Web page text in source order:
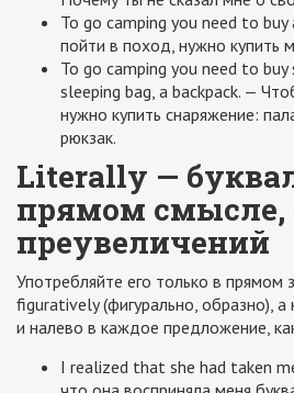
To go camping you need to
пойти в поход, нужно купить
To go camping you need to
sleeping bag, a backpack. —
нужно купить снаряжение:
рюкзак.
Literally —
прямом смысле,
преувеличений
Употребляйте его только в прямом
figuratively (фигурально, образно), а
и налево в каждое предложение,
I realized that she had taken